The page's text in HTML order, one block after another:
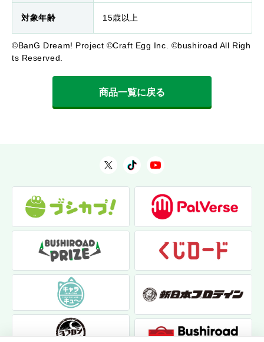
対象年齢 15歳以上
©BanG Dream! Project ©Craft Egg Inc. ©bushiroad All Righ
ts Reserved.
商品一覧に戻る